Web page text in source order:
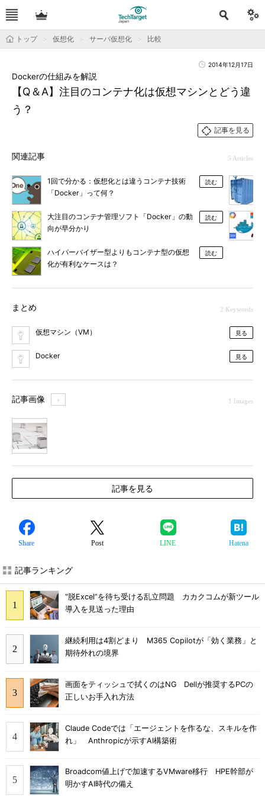
トップ 仮想化 サーバ仮想化 比較
2014年12月17日
【Q＆A】注目のコンテナ化は仮想マシンとどう違
う？
Dockerの仕組みを解説
記事を見る
関連記事 5 Articles
1回で分かる：仮想化とは違うコンテナ技術
「Docker」って何？
読む
大注目のコンテナ管理ソフト「Docker」の動
向が早分かり
読む
ハイパーバイザー型よりもコンテナ型の仮想
化が有利なケースは？
読む
まとめ 2 Keywords
仮想マシン（VM） 見る
Docker 見る
記事画像 ＋ 1 Images
記事を見る
Share Post LINE Hatena
記事ランキング
“脱Excel”を待ち受ける乱立問題 カカクコムが新ツール
導入を見送った理由
継続利用は4割どまり M365 Copilotが「効く業務」と
期待外れの境界
画面をティッシュで拭くのはNG Dellが推奨するPCの
正しいお手入れ方法
Claude Codeでは「エージェントを作るな、スキルを作
れ」 Anthropicが示すAI構築術
Broadcom値上げで加速するVMware移行 HPE幹部が
明かすAI時代の備え